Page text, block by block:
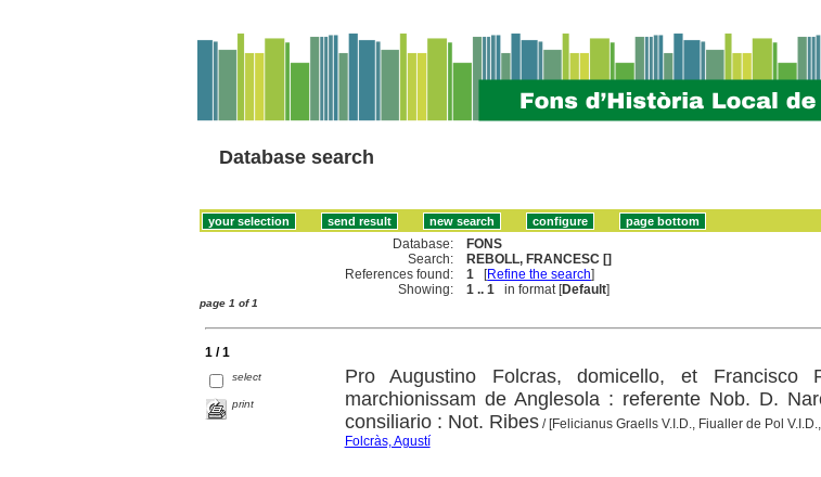
Database search
Database:
FONS
Search:
REBOLL, FRANCESC []
References found:
1 [Refine the search]
Showing:
1 .. 1 in format [Default]
page 1 of 1
1 / 1
select
print
Pro Augustino Folcras, domicello, et Francisco
marchionissam de Anglesola : referente Nob. D.
consiliario : Not. Ribes/ [Felicianus Graells V.I.D., Fiualler de Pol
Folcràs, Agustí